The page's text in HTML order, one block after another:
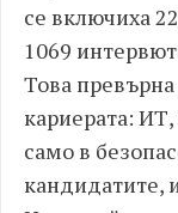
се включиха
1069
Това
кариерата:
само в
кандидатите,